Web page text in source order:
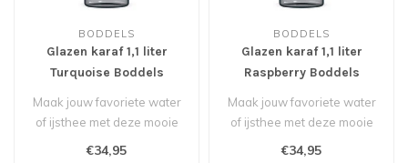
BODDELS
Glazen karaf 1,1 liter
Turquoise Boddels
Maak jouw favoriete water
of ijsthee met deze mooie
glazen karaf van Boddels.
€34,95
BODDELS
Glazen karaf 1,1 liter
Raspberry Boddels
Maak jouw favoriete water
of ijsthee met deze mooie
glazen karaf van Boddels.
€34,95